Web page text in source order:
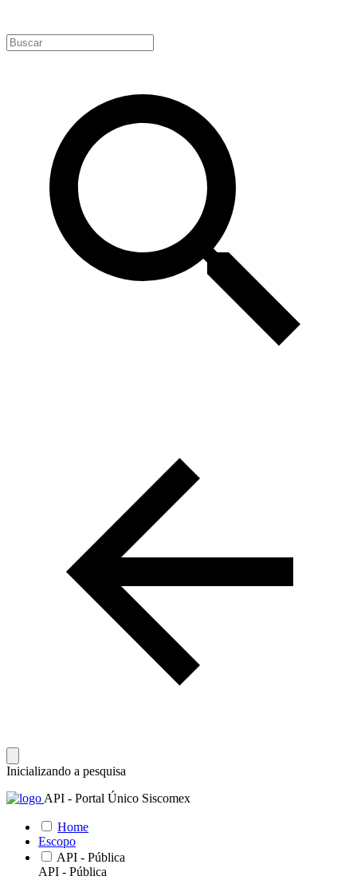
Inicializando a pesquisa
API - Portal Único Siscomex
Home
Escopo
API - Pública
API - Pública